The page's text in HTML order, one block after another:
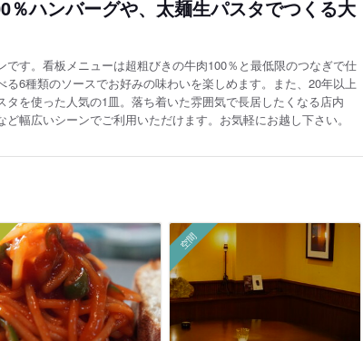
ハンバーグや、太麺生パスタでつくる大
す。看板メニューは超粗びきの牛肉100％と最低限のつなぎで仕
6種類のソースでお好みの味わいを楽しめます。また、20年以上
を使った人気の1皿。落ち着いた雰囲気で長居したくなる店内
幅広いシーンでご利用いただけます。お気軽にお越し下さい。
空間